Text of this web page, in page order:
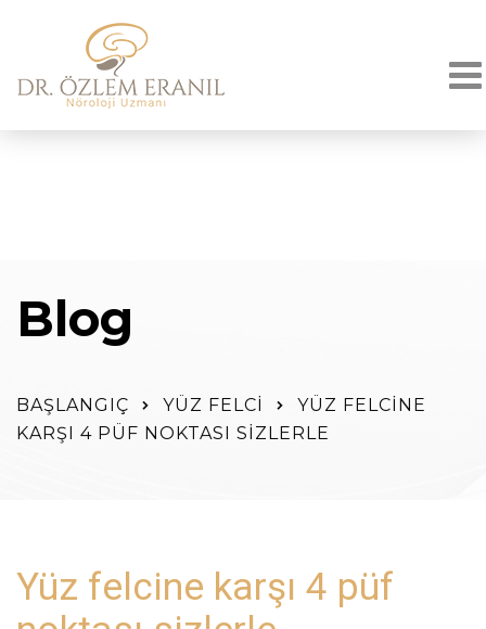
Blog
BAŞLANGIÇ YÜZ FELCI
YÜZ FELCINE
KARŞI 4 PÜF NOKTASI SIZLERLE
Yüz felcine karşı 4 püf